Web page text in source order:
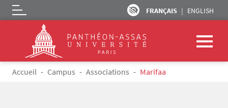
Aller au contenu principal
FRANÇAIS ENGLISH
Logo
Fil d'Ariane
Accueil Campus Associations Marifaa